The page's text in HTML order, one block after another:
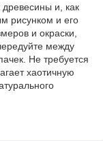
и, как
рисунком и его
и окраски,
между
Не требуется
хаотичную